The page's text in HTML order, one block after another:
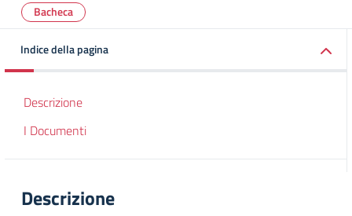
Bacheca
Indice della pagina
Descrizione
I Documenti
Descrizione